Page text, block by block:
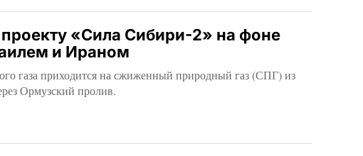
«Сила Сибири-2» на фоне
и Ираном
газа приходится на сжиженный природный газ (СПГ) из
Ормузский пролив.